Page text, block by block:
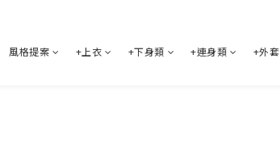
風格提案 +上衣 +下身類 +連身類 +外套